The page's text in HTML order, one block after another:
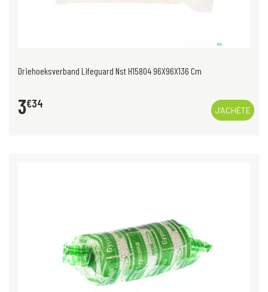
Driehoeksverband Lifeguard Nst H15804 96X96X136 Cm
3€34
J’ACHÈTE